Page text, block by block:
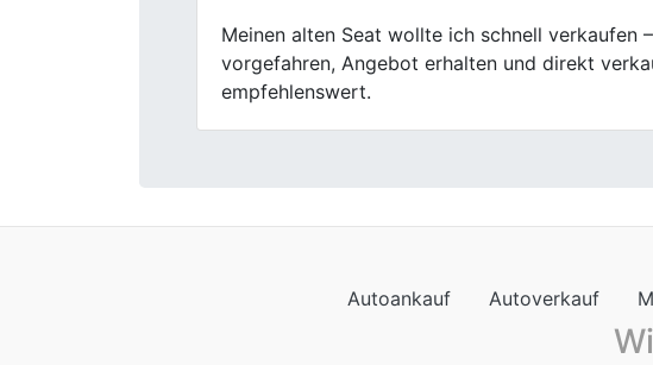
Verkaufen war noch nie so easy! Fischer
Autoankauf in